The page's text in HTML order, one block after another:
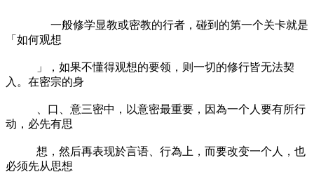
一般修学显教或密教的行者，碰到的第一个关卡就是
「如何观想
」，如果不懂得观想的要领，则一切的修行皆无法契
入。在密宗的身
、口、意三密中，以意密最重要，因為一个人要有所行
动，必先有思
想，然后再表现於言语、行為上，而要改变一个人，也
必须先从思想